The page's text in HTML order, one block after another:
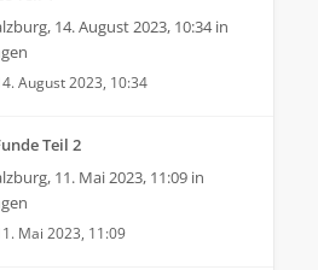
, 14. August 2023, 10:34in
August 2023, 10:34
Teil 2
, 11. Mai 2023, 11:09 in
Mai 2023, 11:09